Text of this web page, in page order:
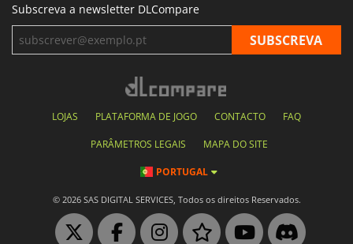
Subscreva a newsletter DLCompare
LOJAS PLATAFORMA DE JOGO CONTACTO FAQ
PARÂMETROS LEGAIS MAPA DO SITE
PORTUGAL
© 2026 SAS DIGITAL SERVICES, Todos os direitos Reservados.